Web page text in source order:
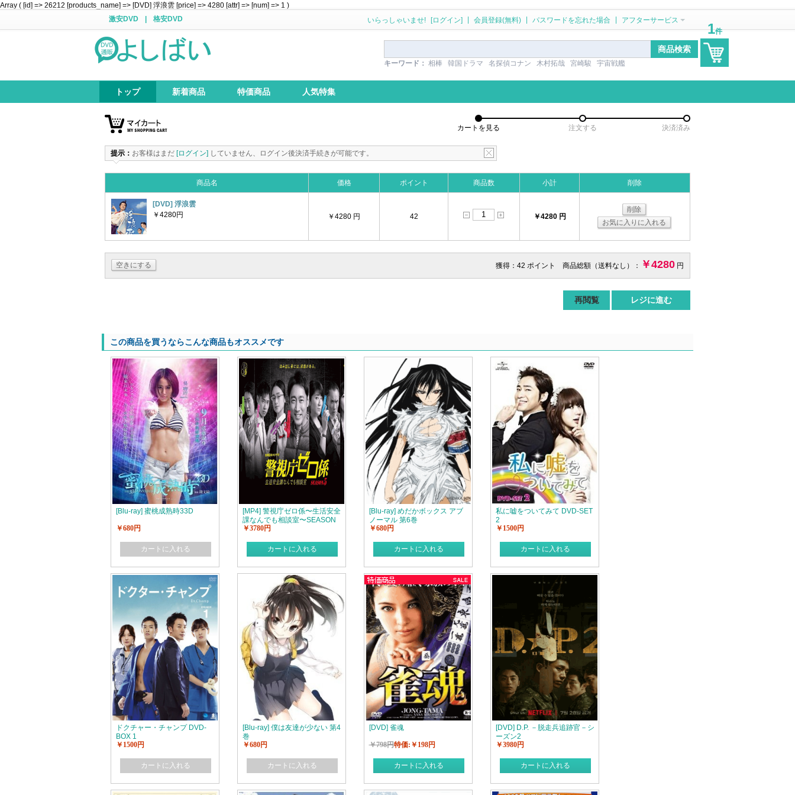
Array ( [id] => 26212 [products_name] => [DVD] 浮浪雲 [price] => 4280 [attr] => [num] => 1 )
激安DVD
格安DVD いらっしゃいませ! [ログイン] 会員登録(無料) パスワードを忘れた場合 アフターサービス
キーワード： 相棒 韓国ドラマ 名探偵コナン 木村拓哉 宮崎駿 宇宙戦艦
トップ 新着商品 特価商品 人気特集
1件
カートを見る 注文する 決済済み
提示： お客様はまだ [ログイン] していません、ログイン後決済手続きが可能です。
商品名 価格 ポイント 商品数 小計 削除
[DVD] 浮浪雲
￥4280円
￥4280 円 42 ￥4280 円
削除
お気に入りに入れる
空きにする 獲得：42 ポイント 商品総額（送料なし）： ￥4280 円
再閲覧 レジに進む
この商品を買うならこんな商品もオススメです
[Blu-ray] 蜜桃成熟時33D
￥680円
カートに入れる
[MP4] 警視庁ゼロ係〜生活安全
課なんでも相談室〜SEASON
５ 第1話- 第10話（12.7）
￥3780円
カートに入れる
[Blu-ray] めだかボックス アブ
ノーマル 第6巻
￥680円
カートに入れる
私に嘘をついてみて DVD-SET
2
￥1500円
カートに入れる
ドクチャー・チャンプ DVD-
BOX 1
￥1500円
カートに入れる
[Blu-ray] 僕は友達が少ない 第4
巻
￥680円
カートに入れる
[DVD] 雀魂
￥798円特価:￥198円
カートに入れる
[DVD] D.P. －脱走兵追跡官－シ
ーズン2
￥3980円
カートに入れる